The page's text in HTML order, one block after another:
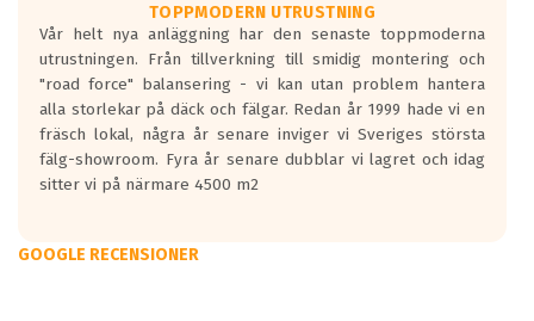
TOPPMODERN UTRUSTNING
Vår helt nya anläggning har den senaste toppmoderna
utrustningen. Från tillverkning till smidig montering och
"road force" balansering - vi kan utan problem hantera
alla storlekar på däck och fälgar. Redan år 1999 hade vi en
fräsch lokal, några år senare inviger vi Sveriges största
fälg-showroom. Fyra år senare dubblar vi lagret och idag
sitter vi på närmare 4500 m2
GOOGLE RECENSIONER